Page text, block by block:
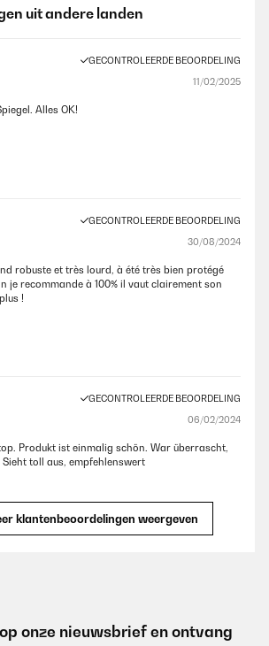
uit andere landen
GECONTROLEERDE BEOORDELING
11/02/2025
Alles OK!
GECONTROLEERDE BEOORDELING
30/08/2024
robuste et très lourd, à été très bien protégé
je recommande à 100% il vaut clairement son
!
GECONTROLEERDE BEOORDELING
06/02/2024
Produkt ist einmalig schön. War überrascht,
toll aus, empfehlenswert
toll aus, empfehlenswert
klantenbeoordelingen weergeven
onze nieuwsbrief en ontvang